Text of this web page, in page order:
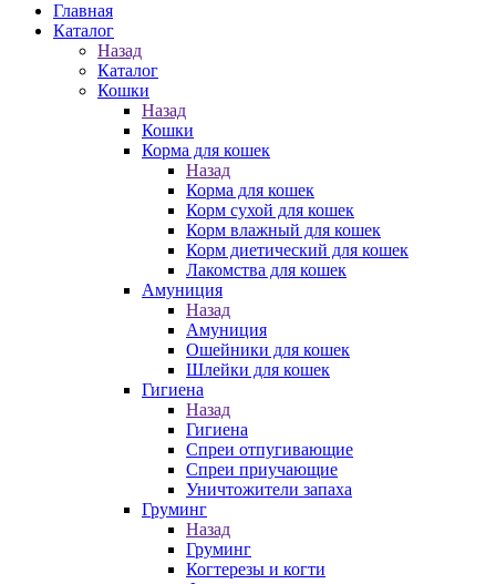
Главная
Каталог
Назад
Каталог
Кошки
Назад
Кошки
Корма для кошек
Назад
Корма для кошек
Корм сухой для кошек
Корм влажный для кошек
Корм диетический для кошек
Лакомства для кошек
Амуниция
Назад
Амуниция
Ошейники для кошек
Шлейки для кошек
Гигиена
Назад
Гигиена
Спреи отпугивающие
Спреи приучающие
Уничтожители запаха
Груминг
Назад
Груминг
Когтерезы и когти